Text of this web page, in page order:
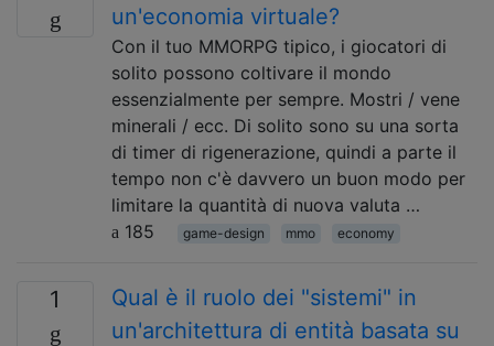
un'economia virtuale?
Con il tuo MMORPG tipico, i giocatori di
solito possono coltivare il mondo
essenzialmente per sempre. Mostri / vene
minerali / ecc. Di solito sono su una sorta
di timer di rigenerazione, quindi a parte il
tempo non c'è davvero un buon modo per
limitare la quantità di nuova valuta …
185
game-design mmo economy
1
Qual è il ruolo dei "sistemi" in
un'architettura di entità basata su